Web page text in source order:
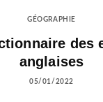
GÉOGRAPHIE
des
anglaises
05/01/2022